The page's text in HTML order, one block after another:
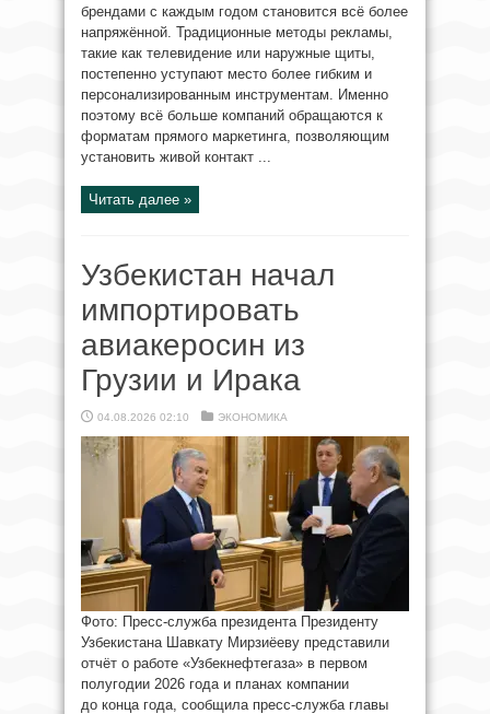
брендами с каждым годом становится всё более
напряжённой. Традиционные методы рекламы,
такие как телевидение или наружные щиты,
постепенно уступают место более гибким и
персонализированным инструментам. Именно
поэтому всё больше компаний обращаются к
форматам прямого маркетинга, позволяющим
установить живой контакт ...
Читать далее »
Узбекистан начал
импортировать
авиакеросин из
Грузии и Ирака
04.08.2026 02:10 ЭКОНОМИКА
Фото: Пресс-служба президента Президенту
Узбекистана Шавкату Мирзиёеву представили
отчёт о работе «Узбекнефтегаза» в первом
полугодии 2026 года и планах компании
до конца года, сообщила пресс-служба главы